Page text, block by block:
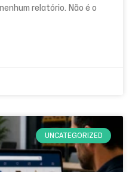
relatório. Não é o
UNCATEGORIZED